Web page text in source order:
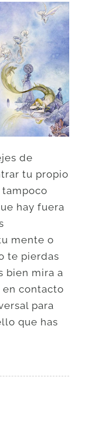
de
tu propio
hay fuera
mente o
te pierdas
bien mira a
contacto
para
que has